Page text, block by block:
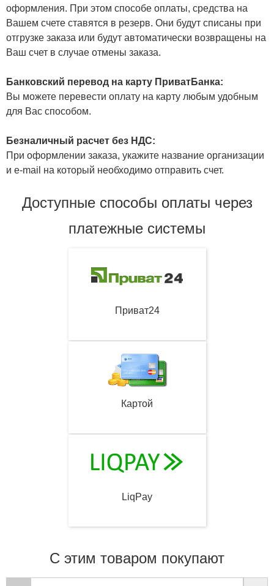
оформления. При этом способе оплаты, средства на
Вашем счете ставятся в резерв. Они будут списаны при
отгрузке заказа или будут автоматически возвращены на
Ваш счет в случае отмены заказа.
Банковский перевод на карту ПриватБанка:
Вы можете перевести оплату на карту любым удобным
для Вас способом.
Безналичный расчет без НДС:
При оформлении заказа, укажите название организации
и e-mail на который необходимо отправить счет.
Доступные способы оплаты через
платежные системы
Приват24
Картой
LiqPay
С этим товаром покупают